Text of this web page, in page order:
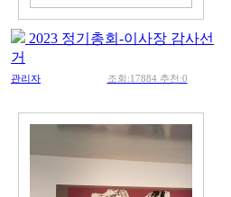
2023 정기총회-이사장 감사선
거
관리자 조회:17884 추천:0